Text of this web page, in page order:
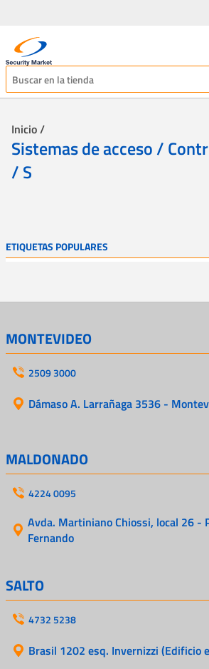
Inicio /
Sistemas de acceso /
/ S
ETIQUETAS POPULARES
MONTEVIDEO
2509 3000
Dámaso A. Larrañaga 3536 -
MALDONADO
4224 0095
Avda. Martiniano Chiossi, local 26 -
Fernando
SALTO
4732 5238
Brasil 1202 esq. Invernizzi (Edificio